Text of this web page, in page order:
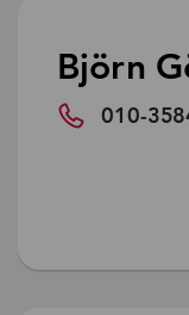
Björn
010-